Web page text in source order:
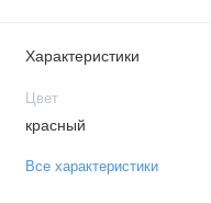
Характеристики
Цвет
красный
Все характеристики